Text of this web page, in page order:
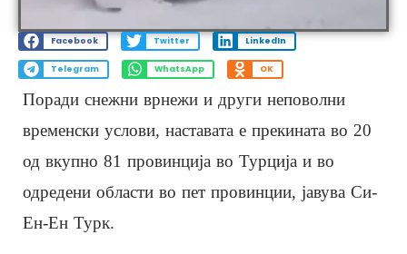
Facebook Twitter LinkedIn
Telegram WhatsApp OK
Поради снежни врнежи и други неповолни
временски услови, наставата е прекината во 20
од вкупно 81 провинција во Турција и во
одредени области во пет провинции, јавува Си-
Ен-Ен Турк.